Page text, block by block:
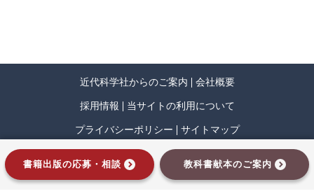
近代科学社からのご案内 会社概要
採用情報 当サイトの利用について
プライバシーポリシー サイトマップ
インプレスグループ
書籍出版の応募・相談
教科書献本のご案内